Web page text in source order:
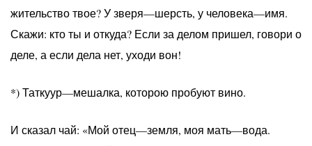
жительство твое? У зверя—шерсть, у человека—имя.
Скажи: кто ты и откуда? Если за делом пришел, говори о
деле, а если дела нет, уходи вон!
*) Таткуур—мешалка, которою пробуют вино.
И сказал чай: «Мой отец—земля, моя мать—вода.